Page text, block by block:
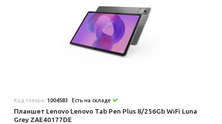
Код товара: 1004583 Есть на складе
Планшет Lenovo Lenovo Tab Pen Plus 8/256Gb WiFi Luna
Grey ZAE40177DE